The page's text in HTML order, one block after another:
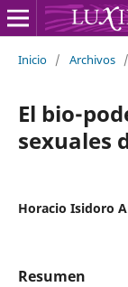
Inicio / Archivos /
El bio-
sexuales
Horacio Isidoro
Resumen